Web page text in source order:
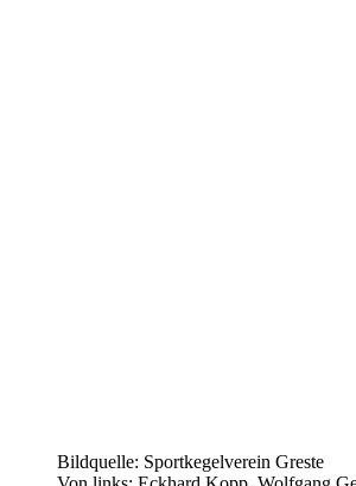
Bildquelle: Sportkegelverein Greste